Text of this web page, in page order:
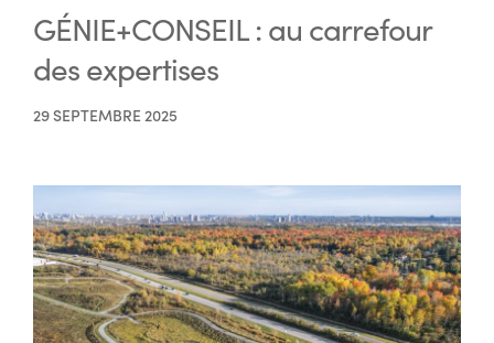
GÉNIE+CONSEIL : au carrefour
des expertises
29 SEPTEMBRE 2025